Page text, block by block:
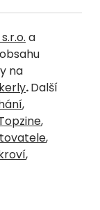
a
na
.Další
,
,
,
,